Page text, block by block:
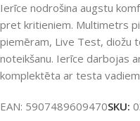
Ierīce nodrošina augstu
pret kritieniem. Multimetrs
piemēram, Live Test, diožu
noteikšanu. Ierīce darbojas
komplektēta ar testa
EAN: 5907489609470SKU: